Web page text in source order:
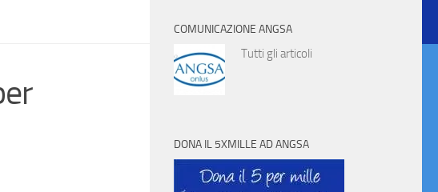
COMUNICAZIONE ANGSA
Tutti gli articoli
DONA IL 5XMILLE AD ANGSA